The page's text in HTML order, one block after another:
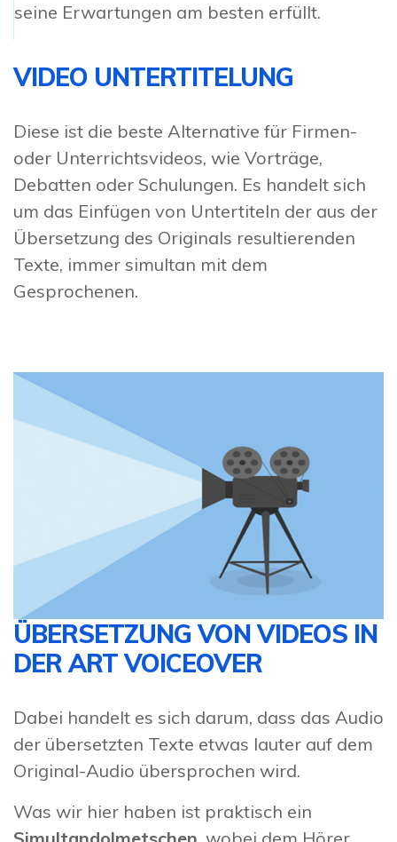
seine Erwartungen am besten erfüllt.
VIDEO UNTERTITELUNG
Diese ist die beste Alternative für Firmen-
oder Unterrichtsvideos, wie Vorträge,
Debatten oder Schulungen. Es handelt sich
um das Einfügen von Untertiteln der aus der
Übersetzung des Originals resultierenden
Texte, immer simultan mit dem
Gesprochenen.
ÜBERSETZUNG VON VIDEOS IN
DER ART VOICEOVER
Dabei handelt es sich darum, dass das Audio
der übersetzten Texte etwas lauter auf dem
Original-Audio übersprochen wird.
Was wir hier haben ist praktisch ein